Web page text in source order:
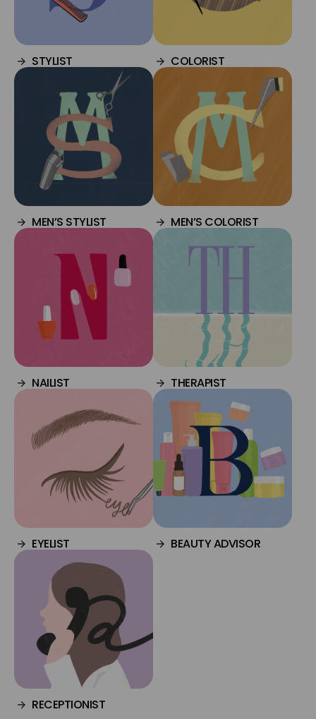
STYLIST COLORIST
MEN’S STYLIST MEN’S COLORIST
NAILIST THERAPIST
EYELIST BEAUTY ADVISOR
RECEPTIONIST